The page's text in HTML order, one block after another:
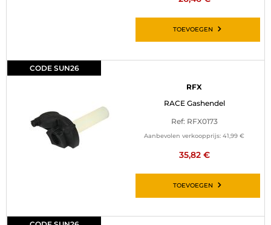
TOEVOEGEN
CODE SUN26
RFX
RACE Gashendel
Ref: RFX0173
Aanbevolen verkoopprijs: 41,99 €
35,82 €
TOEVOEGEN